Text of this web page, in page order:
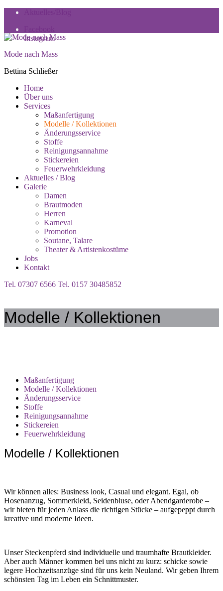
Skip
navigation
Skip
content
Instagram
Mode nach Mass
Bettina Schließer
Toggle
Primary
menu
Home
Über uns
Services
Maßanfertigung
Modelle / Kollektionen
Änderungsservice
Stoffe
Reinigungsannahme
Stickereien
Feuerwehrkleidung
Aktuelles / Blog
Galerie
Damen
Brautmoden
Herren
Karneval
Promotion
Soutane, Talare
Theater & Artistenkostüme
Jobs
Kontakt
Tel. 07307 6566 Tel. 0157 30485852
Modelle / Kollektionen
Maßanfertigung
Modelle / Kollektionen
Änderungsservice
Stoffe
Reinigungsannahme
Stickereien
Feuerwehrkleidung
Modelle / Kollektionen
Wir können alles: Business look, Casual und elegant. Egal, ob
Hosenanzug, Sommerkleid, Seidenbluse, oder Abendgarderobe –
wir bieten für jeden Anlass die richtigen Stücke – aufgepeppt durch
kreative und moderne Ideen.
Unser Steckenpferd sind individuelle und traumhafte Brautkleider.
Aber auch Männer kommen bei uns nicht zu kurz: schicke sowie
legere Hochzeitsanzüge sind für uns kein Neuland. Wir geben Ihrem
schönsten Tag im Leben ein Schnittmuster.